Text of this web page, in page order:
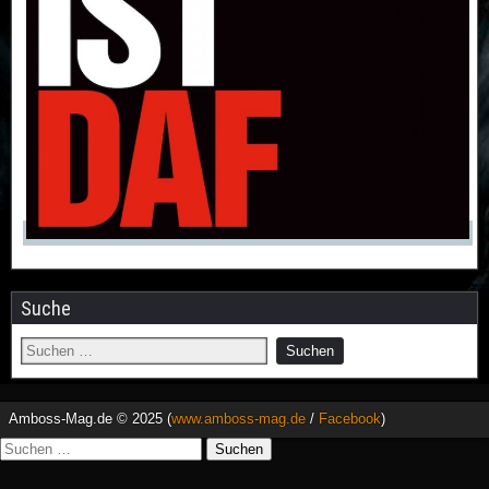
Suche
Amboss-Mag.de © 2025 (www.amboss-mag.de / Facebook)